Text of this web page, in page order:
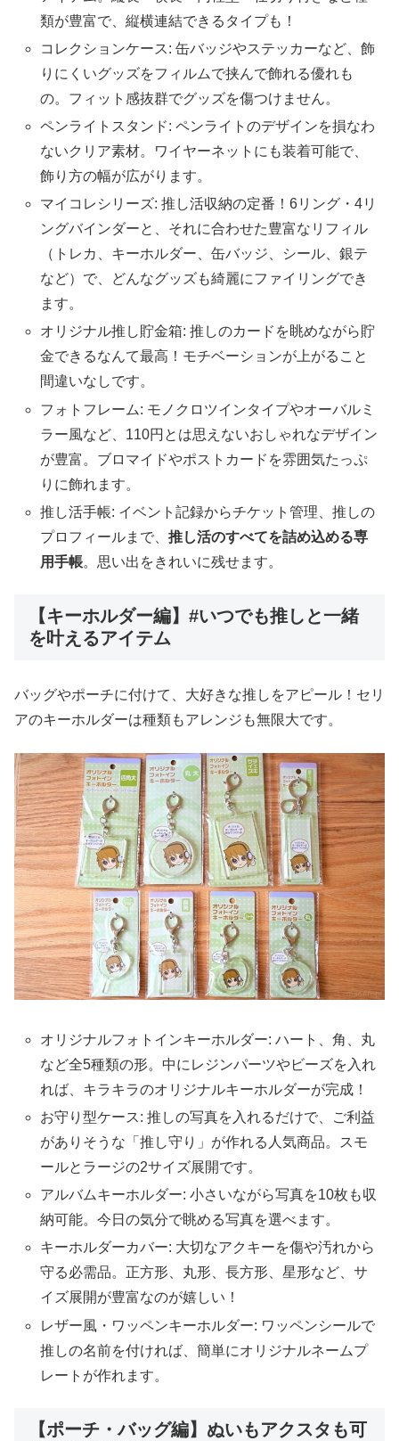
類が豊富で、縦横連結できるタイプも！
コレクションケース: 缶バッジやステッカーなど、飾
りにくいグッズをフィルムで挟んで飾れる優れも
の。フィット感抜群でグッズを傷つけません。
ペンライトスタンド: ペンライトのデザインを損なわ
ないクリア素材。ワイヤーネットにも装着可能で、
飾り方の幅が広がります。
マイコレシリーズ: 推し活収納の定番！6リング・4リ
ングバインダーと、それに合わせた豊富なリフィル
（トレカ、キーホルダー、缶バッジ、シール、銀テ
など）で、どんなグッズも綺麗にファイリングでき
ます。
オリジナル推し貯金箱: 推しのカードを眺めながら貯
金できるなんて最高！モチベーションが上がること
間違いなしです。
フォトフレーム: モノクロツインタイプやオーバルミ
ラー風など、110円とは思えないおしゃれなデザイン
が豊富。ブロマイドやポストカードを雰囲気たっぷ
りに飾れます。
推し活手帳: イベント記録からチケット管理、推しの
プロフィールまで、推し活のすべてを詰め込める専
用手帳。思い出をきれいに残せます。
【キーホルダー編】#いつでも推しと一緒
を叶えるアイテム
バッグやポーチに付けて、大好きな推しをアピール！セリ
アのキーホルダーは種類もアレンジも無限大です。
オリジナルフォトインキーホルダー: ハート、角、丸
など全5種類の形。中にレジンパーツやビーズを入れ
れば、キラキラのオリジナルキーホルダーが完成！
お守り型ケース: 推しの写真を入れるだけで、ご利益
がありそうな「推し守り」が作れる人気商品。スモ
ールとラージの2サイズ展開です。
アルバムキーホルダー: 小さいながら写真を10枚も収
納可能。今日の気分で眺める写真を選べます。
キーホルダーカバー: 大切なアクキーを傷や汚れから
守る必需品。正方形、丸形、長方形、星形など、サ
イズ展開が豊富なのが嬉しい！
レザー風・ワッペンキーホルダー: ワッペンシールで
推しの名前を付ければ、簡単にオリジナルネームプ
レートが作れます。
【ポーチ・バッグ編】ぬいもアクスタも可